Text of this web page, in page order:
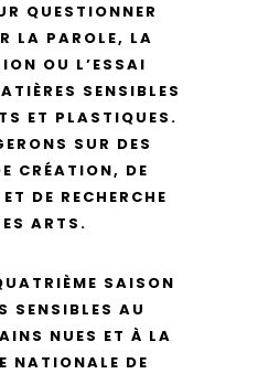
QUESTIONNER
LA PAROLE, LA
OU L’ESSAI
SENSIBLES
ET PLASTIQUES.
SUR DES
CRÉATION, DE
DE RECHERCHE
ARTS.
SAISON
SENSIBLES AU
NUES ET À LA
NATIONALE DE